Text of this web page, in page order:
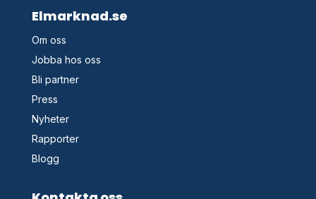
Elmarknad.se
Om oss
Jobba hos oss
Bli partner
Press
Nyheter
Rapporter
Blogg